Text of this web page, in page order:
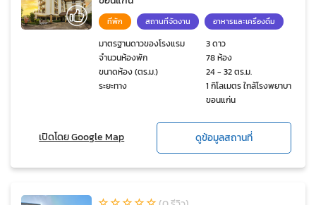
ที่พัก สถานที่จัดงาน อาหารและเครื่องดื่ม
มาตรฐานดาวของโรงแรม
3 ดาว
จำนวนห้องพัก
78 ห้อง
ขนาดห้อง (ตร.ม.)
24 - 32 ตร.ม.
ระยะทาง
1 กิโลเมตร ใกล้โรงพยาบาล
ขอนแก่น
เปิดโดย Google Map ดูข้อมูลสถานที่